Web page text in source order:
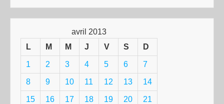
avril 2013
L
M M J V S D
1 2 3 4 5 6 7
8 9 10 11 12 13 14
15 16 17 18 19 20 21